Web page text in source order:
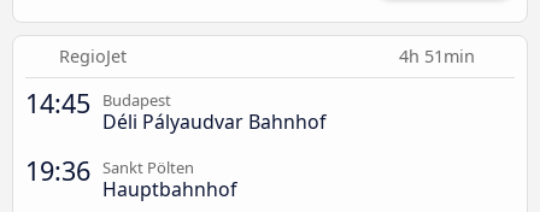
RegioJet 4h 51min
14:45 Budapest
Déli Pályaudvar Bahnhof
19:36 Sankt Pölten
Hauptbahnhof